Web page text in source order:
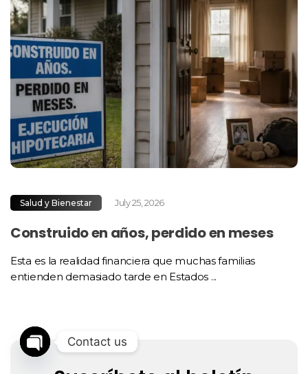
Salud y Bienestar July 25, 2026
Construido en años, perdido en meses
Esta es la realidad financiera que muchas familias
entienden demasiado tarde en Estados ...
Contact us
Open
chaty